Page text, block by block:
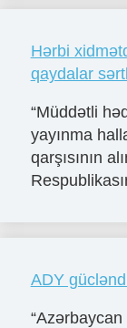
Hərbi
qaydalar
“Müddətli
yayınma
qarşısının
ADY
“Azərbaycan